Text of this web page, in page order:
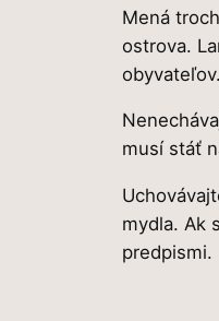
Mená
ostrova.
musí stáť
mydla. Ak
predpismi.